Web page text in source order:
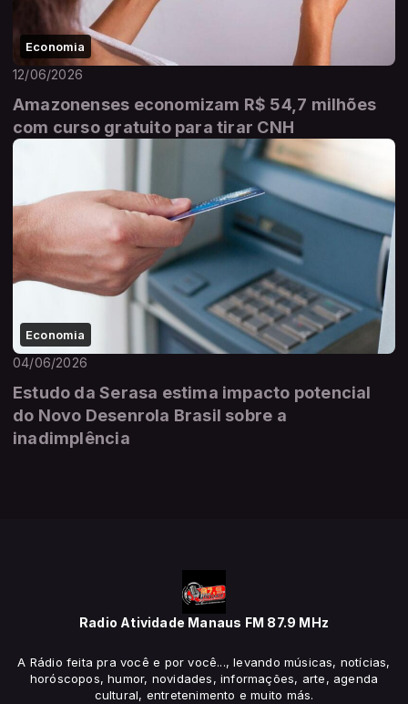
Economia
12/06/2026
Amazonenses economizam R$ 54,7 milhões
com curso gratuito para tirar CNH
Economia
04/06/2026
Estudo da Serasa estima impacto potencial
do Novo Desenrola Brasil sobre a
inadimplência
Radio Atividade Manaus FM 87.9 MHz
A Rádio feita pra você e por você..., levando músicas, notícias,
horóscopos, humor, novidades, informações, arte, agenda
cultural, entretenimento e muito más.